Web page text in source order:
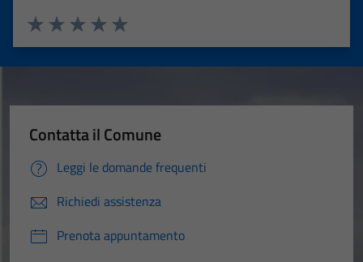
Valuta 5 stelle su 5
Valuta 4 stelle su 5
Valuta 3 stelle su 5
Valuta 2 stelle su 5
Valuta 1 stelle su 5
Contatta il Comune
Leggi le domande frequenti
Richiedi assistenza
Prenota appuntamento